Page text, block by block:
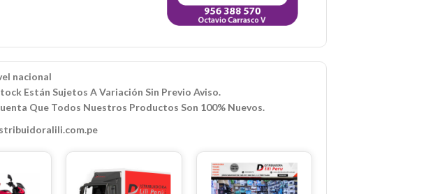
nacional
Están Sujetos A Variación Sin Previo Aviso.
Que Todos Nuestros Productos Son 100% Nuevos.